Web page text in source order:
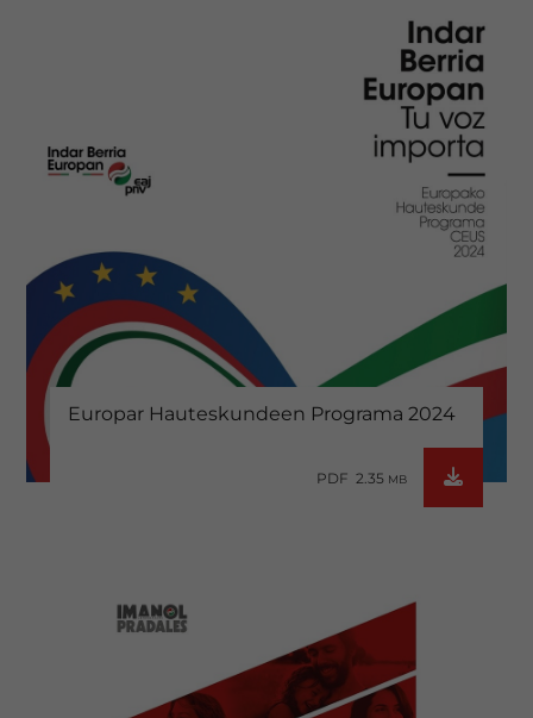
Europar Hauteskundeen Programa 2024
PDF 2.35 MB